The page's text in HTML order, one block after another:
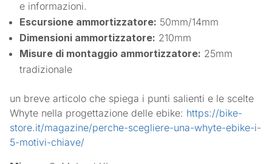
e informazioni.
Escursione ammortizzatore: 50mm/14mm
Dimensioni ammortizzatore: 210mm
Misure di montaggio ammortizzatore: 25mm
tradizionale
un breve articolo che spiega i punti salienti e le scelte
Whyte nella progettazione delle ebike: https://bike-
store.it/magazine/perche-scegliere-una-whyte-ebike-i-
5-motivi-chiave/